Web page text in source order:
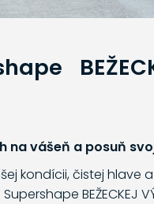
na vášeň a posuň
kondícii, čistej hlave
BEŽECKEJ